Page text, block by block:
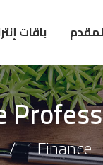
باقات
Finance